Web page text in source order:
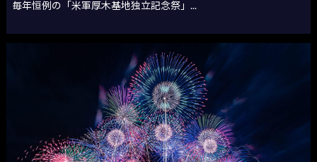
毎年恒例の「米軍厚木基地独立記念祭」...